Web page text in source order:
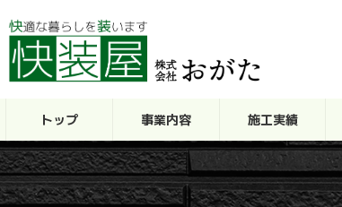
トップ 事業内容 施工実績